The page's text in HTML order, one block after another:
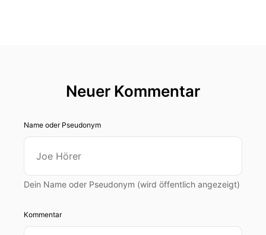
Neuer Kommentar
Name oder Pseudonym
Dein Name oder Pseudonym (wird öffentlich angezeigt)
Kommentar